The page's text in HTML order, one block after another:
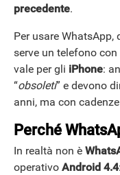
precedente.
Per usare
serve un telefono
vale per gli iPhone:
“obsoleti” e devono
anni, ma con
Perché
In realtà non è
operativo Android 4.4